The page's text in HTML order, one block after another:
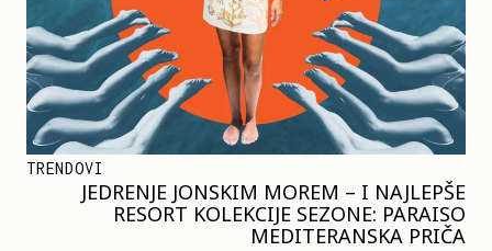
TRENDOVI
JEDRENJE JONSKIM MOREM – I NAJLEPŠE
RESORT KOLEKCIJE SEZONE: PARAISO
MEDITERANSKA PRIČA